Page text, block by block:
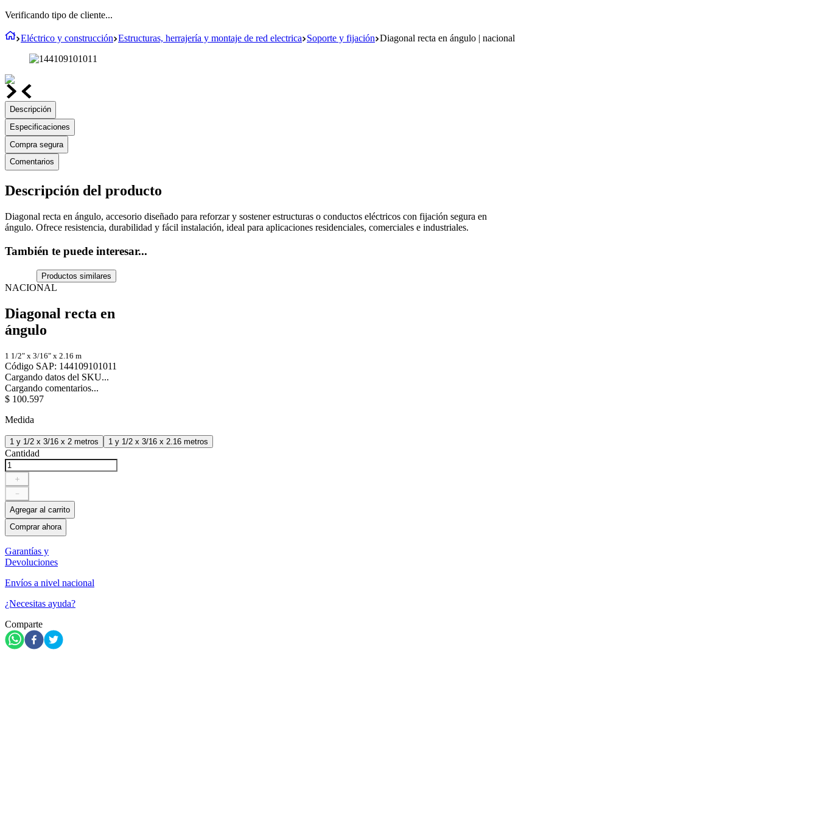
Verificando tipo de cliente...
Eléctrico y construcción Estructuras, herrajería y montaje de red electrica Soporte y fijación Diagonal recta en ángulo | nacional
Descripción
Especificaciones
Compra segura
Comentarios
Descripción del producto
Diagonal recta en ángulo, accesorio diseñado para reforzar y sostener estructuras o conductos eléctricos con fijación segura en
ángulo. Ofrece resistencia, durabilidad y fácil instalación, ideal para aplicaciones residenciales, comerciales e industriales.
También te puede interesar...
Productos similares
NACIONAL
Diagonal recta en
ángulo
1 1/2" x 3/16" x 2.16 m
Código SAP: 144109101011
Cargando datos del SKU...
Cargando comentarios...
$ 100.597
Medida
1 y 1/2 x 3/16 x 2 metros 1 y 1/2 x 3/16 x 2.16 metros
Cantidad
＋
－
Agregar al carrito
Comprar ahora
Garantías y
Devoluciones
Envíos a nivel nacional
¿Necesitas ayuda?
Comparte